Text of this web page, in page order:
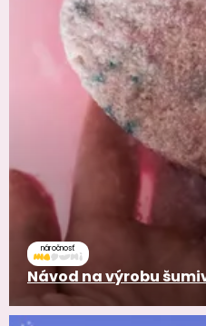
náročnosť
Návod na výrobu